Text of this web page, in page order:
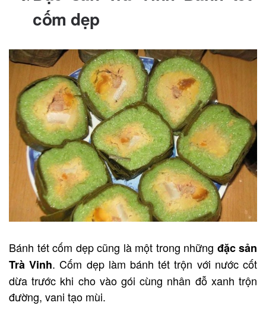
cốm dẹp
Bánh tét cốm dẹp cũng là một trong những đặc sản
Trà Vinh. Cốm dẹp làm bánh tét trộn với nước cốt
dừa trước khi cho vào gói cùng nhân đỗ xanh trộn
đường, vani tạo mùi.